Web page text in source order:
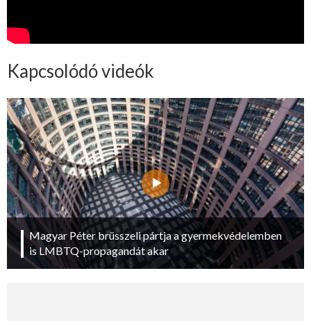
Kapcsolódó videók
Magyar Péter brüsszeli pártja a gyermekvédelemben
is LMBTQ-propagandát akar